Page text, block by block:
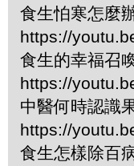
食生怕寒怎麼
https://
食生的幸福召
https://
中醫何時認識
https://
食生怎樣除百